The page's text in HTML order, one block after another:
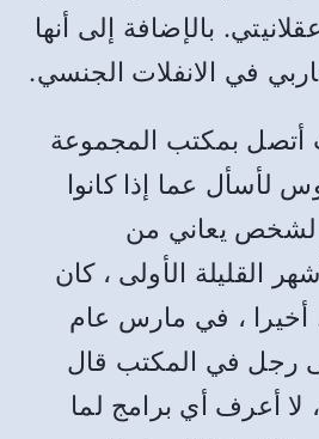
. بالإضافة إلى أنها
في الانفلات الجنسي.
بمكتب المجموعة
لأسأل عما إذا كانوا
لشخص يعاني من
القليلة الأولى ، كان
أخيرا ، في مارس عام
رجل في المكتب قال
لا أعرف أي برامج لما